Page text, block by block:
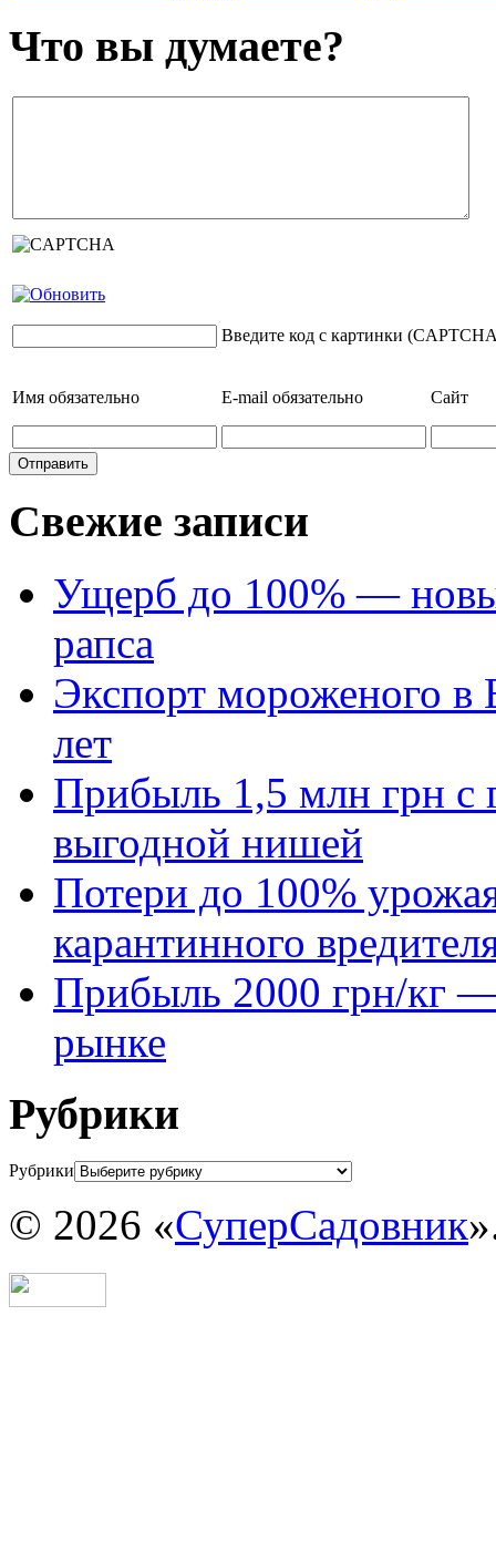
Что вы думаете?
Введите код с картинки
Имя обязательно E-mail обязательно Сайт
Свежие записи
Ущерб до 100% —
рапса
Экспорт мороженого в
лет
Прибыль 1,5 млн грн с
выгодной нишей
Потери до 100%
карантинного
Прибыль 2000 грн/кг —
рынке
Рубрики
Рубрики
© 2026 «СуперСадовник